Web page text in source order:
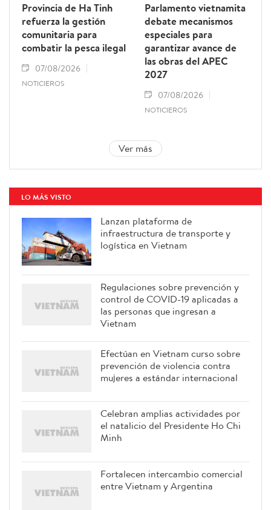
Provincia de Ha Tinh
refuerza la gestión
comunitaria para
combatir la pesca ilegal
07/08/2026
NOTICIEROS
Parlamento vietnamita
debate mecanismos
especiales para
garantizar avance de
las obras del APEC
2027
07/08/2026
NOTICIEROS
Ver más
LO MÁS VISTO
Lanzan plataforma de
infraestructura de transporte y
logística en Vietnam
Regulaciones sobre prevención y
control de COVID-19 aplicadas a
las personas que ingresan a
Vietnam
Efectúan en Vietnam curso sobre
prevención de violencia contra
mujeres a estándar internacional
Celebran amplias actividades por
el natalicio del Presidente Ho Chi
Minh
Fortalecen intercambio comercial
entre Vietnam y Argentina